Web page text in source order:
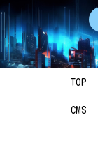
TOP
CMS